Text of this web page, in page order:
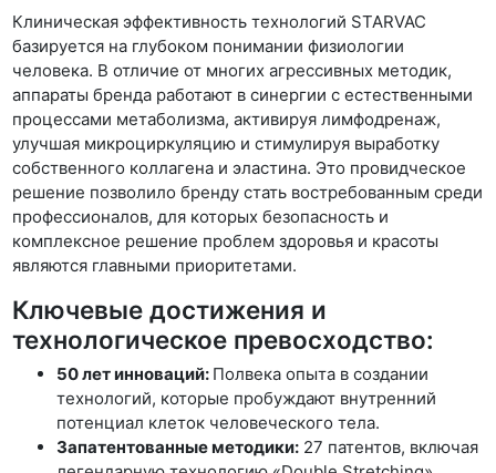
Клиническая эффективность технологий STARVAC
базируется на глубоком понимании физиологии
человека. В отличие от многих агрессивных методик,
аппараты бренда работают в синергии с естественными
процессами метаболизма, активируя лимфодренаж,
улучшая микроциркуляцию и стимулируя выработку
собственного коллагена и эластина. Это провидческое
решение позволило бренду стать востребованным среди
профессионалов, для которых безопасность и
комплексное решение проблем здоровья и красоты
являются главными приоритетами.
Ключевые достижения и
технологическое превосходство:
50 лет инноваций: Полвека опыта в создании
технологий, которые пробуждают внутренний
потенциал клеток человеческого тела.
Запатентованные методики: 27 патентов, включая